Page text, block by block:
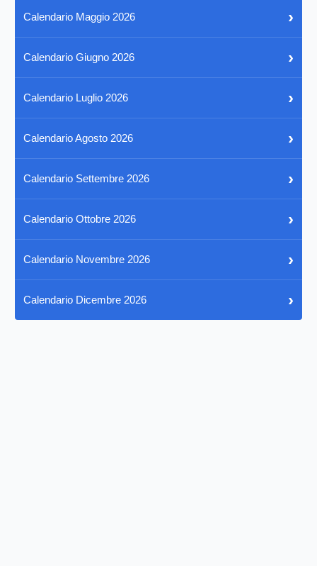
Calendario Maggio 2026 ›
Calendario Giugno 2026 ›
Calendario Luglio 2026 ›
Calendario Agosto 2026 ›
Calendario Settembre 2026 ›
Calendario Ottobre 2026 ›
Calendario Novembre 2026 ›
Calendario Dicembre 2026 ›